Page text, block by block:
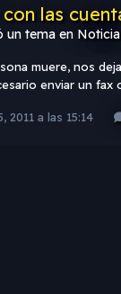
las
un tema en
muere, nos
enviar un fax
2011 a las 15:14